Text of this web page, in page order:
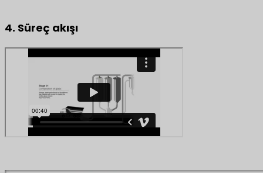
4. Süreç akışı